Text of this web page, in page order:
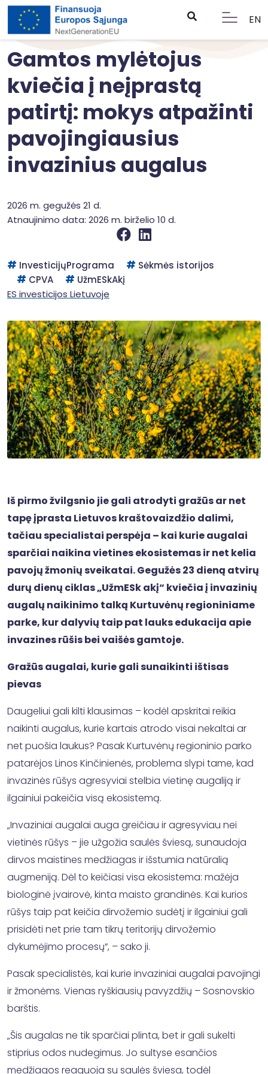
EN
Gamtos mylėtojus
kviečia į neįprastą
patirtį: mokys atpažinti
pavojingiausius
invazinius augalus
2026 m. gegužės 21 d.
Atnaujinimo data: 2026 m. birželio 10 d.
InvesticijųPrograma
Sėkmės istorijos
CPVA
UžmESkAkį
ES investicijos Lietuvoje
Iš pirmo žvilgsnio jie gali atrodyti gražūs ar net
tapę įprasta Lietuvos kraštovaizdžio dalimi,
tačiau specialistai perspėja – kai kurie augalai
sparčiai naikina vietines ekosistemas ir net kelia
pavojų žmonių sveikatai. Gegužės 23 dieną atvirų
durų dienų ciklas „UžmESk akį“ kviečia į invazinių
augalų naikinimo talką Kurtuvėnų regioniniame
parke, kur dalyvių taip pat lauks edukacija apie
invazines rūšis bei vaišės gamtoje.
Gražūs augalai, kurie gali sunaikinti ištisas
pievas
Daugeliui gali kilti klausimas – kodėl apskritai reikia
naikinti augalus, kurie kartais atrodo visai nekaltai ar
net puošia laukus? Pasak Kurtuvėnų regioninio parko
patarėjos Linos Kinčinienės, problema slypi tame, kad
invazinės rūšys agresyviai stelbia vietinę augaliją ir
ilgainiui pakeičia visą ekosistemą.
„Invaziniai augalai auga greičiau ir agresyviau nei
vietinės rūšys – jie užgožia saulės šviesą, sunaudoja
dirvos maistines medžiagas ir išstumia natūralią
augmeniją. Dėl to keičiasi visa ekosistema: mažėja
biologinė įvairovė, kinta maisto grandinės. Kai kurios
rūšys taip pat keičia dirvožemio sudėtį ir ilgainiui gali
prisidėti net prie tam tikrų teritorijų dirvožemio
dykumėjimo procesų“, – sako ji.
Pasak specialistės, kai kurie invaziniai augalai pavojingi
ir žmonėms. Vienas ryškiausių pavyzdžių – Sosnovskio
barštis.
„Šis augalas ne tik sparčiai plinta, bet ir gali sukelti
stiprius odos nudegimus. Jo sultyse esančios
medžiagos reaguoja su saulės šviesa, todėl